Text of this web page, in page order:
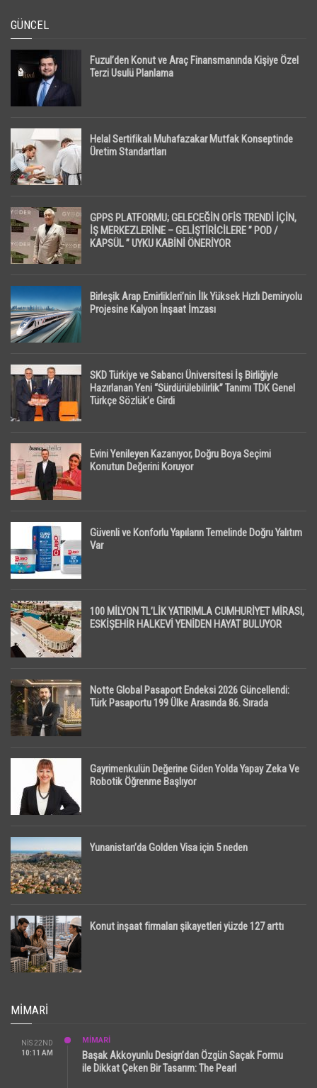
GÜNCEL
Fuzul’den Konut ve Araç Finansmanında Kişiye Özel
Terzi Usulü Planlama
Helal Sertifikalı Muhafazakar Mutfak Konseptinde
Üretim Standartları
GPPS PLATFORMU; GELECEĞİN OFİS TRENDİ İÇİN,
İŞ MERKEZLERİNE – GELİŞTİRİCİLERE ” POD /
KAPSÜL ” UYKU KABİNİ ÖNERİYOR
Birleşik Arap Emirlikleri’nin İlk Yüksek Hızlı Demiryolu
Projesine Kalyon İnşaat İmzası
SKD Türkiye ve Sabancı Üniversitesi İş Birliğiyle
Hazırlanan Yeni “Sürdürülebilirlik” Tanımı TDK Genel
Türkçe Sözlük’e Girdi
Evini Yenileyen Kazanıyor, Doğru Boya Seçimi
Konutun Değerini Koruyor
Güvenli ve Konforlu Yapıların Temelinde Doğru Yalıtım
Var
100 MİLYON TL’LİK YATIRIMLA CUMHURİYET MİRASI,
ESKİŞEHİR HALKEVİ YENİDEN HAYAT BULUYOR
Notte Global Pasaport Endeksi 2026 Güncellendi:
Türk Pasaportu 199 Ülke Arasında 86. Sırada
Gayrimenkulün Değerine Giden Yolda Yapay Zeka Ve
Robotik Öğrenme Başlıyor
Yunanistan’da Golden Visa için 5 neden
Konut inşaat firmaları şikayetleri yüzde 127 arttı
MIMARI
NIS 22ND
10:11 AM
MİMARİ
Başak Akkoyunlu Design’dan Özgün Saçak Formu
ile Dikkat Çeken Bir Tasarım: The Pearl